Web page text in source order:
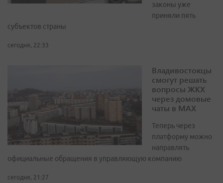
законы уже
приняли пять
субъектов страны
сегодня, 22:33
Владивостокцы
смогут решать
вопросы ЖКХ
через домовые
чаты в МАХ
Теперь через
платформу можно
направлять
официальные обращения в управляющую компанию
сегодня, 21:27